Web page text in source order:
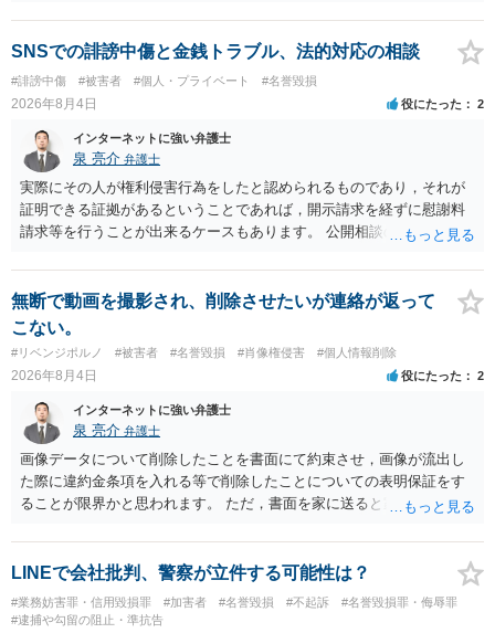
する可能性がありますが、個人名や会社名を特定していない限り、一
般論として抽象化されて回答に織り込まれる可能性が生じるにすぎま
せんので、その情報自体が、秘密情報に当たるとは思えませんし、名
誉棄損として、個人や会社に対する誹謗中傷の不特定多数への公開に
当たるとも思われません。 もちろん、誰がその内容をｃｈａｔｇｐｔ
に入力したかも第三者にしられることはないので、個人や会社の特定
をせずに書き込んだことで（おそらく特定して書き込んだとして
も）、相談者さんが刑事民事の責任に問われることはないでしょう。
私見ながらご参考まで。
SNSでの誹謗中傷と金銭トラブル、法的対応の相談
#誹謗中傷 #被害者 #個人・プライベート #名誉毀損
2026年8月4日 役にたった 2
インターネットに強い弁護士
泉 亮介 弁護士
実際にその人が権利侵害行為をしたと認められるものであり，それが
証明できる証拠があるということであれば，開示請求を経ずに慰謝料
請求等を行うことが出来るケースもあります。 公開相談の場では回答
に個別に相談されると良いでしょう。
無断で動画を撮影され、削除させたいが連絡が返って
こない。
#リベンジポルノ #被害者 #名誉毀損 #肖像権侵害 #個人情報削除
2026年8月4日 役にたった 2
インターネットに強い弁護士
泉 亮介 弁護士
画像データについて削除したことを書面にて約束させ，画像が流出し
た際に違約金条項を入れる等で削除したことについての表明保証をす
ることが限界かと思われます。 ただ，書面を家に送ると家族に不貞行
除等を求めることは避けたほうが良いかと思われます。
LINEで会社批判、警察が立件する可能性は？
#業務妨害罪・信用毀損罪 #加害者 #名誉毀損 #不起訴
#名誉毀損罪・侮辱罪
#逮捕や勾留の阻止・準抗告